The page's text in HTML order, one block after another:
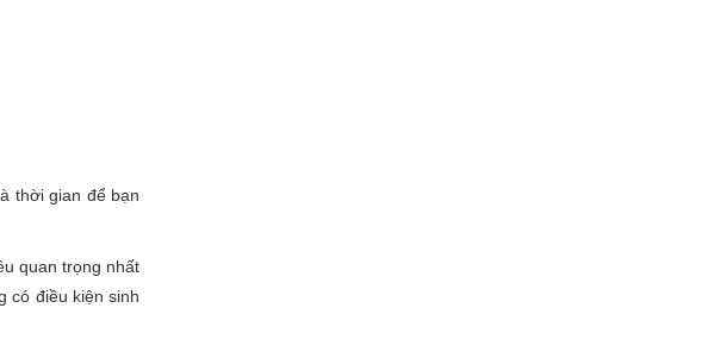
thời gian để bạn
quan trọng nhất
có điều kiện sinh